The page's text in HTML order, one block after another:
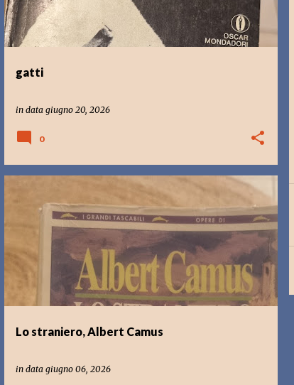
gatti
in data giugno 20, 2026
0
Lo straniero, Albert Camus
in data giugno 06, 2026
MUSICA